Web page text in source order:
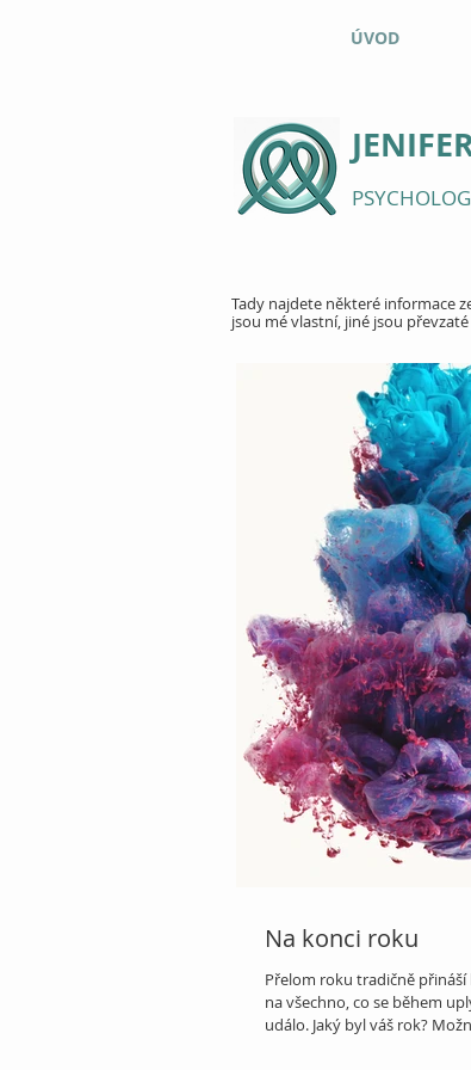
ÚVOD
Tady najdete některé informace
jsou mé vlastní, jiné jsou
Na konci roku
Přelom roku tradičně přináší
na všechno, co se během
událo. Jaký byl váš rok?